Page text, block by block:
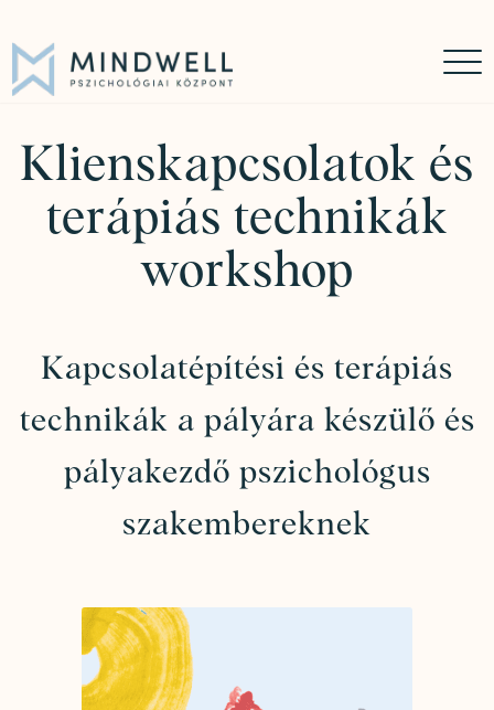
Klienskapcsolatok és
terápiás technikák
workshop
Kapcsolatépítési és terápiás
technikák a pályára készülő és
pályakezdő pszichológus
szakembereknek